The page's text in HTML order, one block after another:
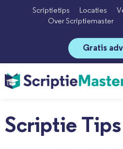
Scriptietips Locaties
Over Scriptiemaster
Gratis
Scriptie